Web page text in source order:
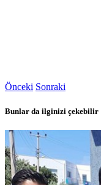
Önceki Sonraki
Bunlar da ilginizi çekebilir